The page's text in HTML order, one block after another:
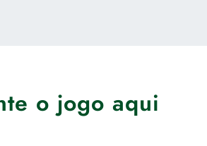
o jogo aqui